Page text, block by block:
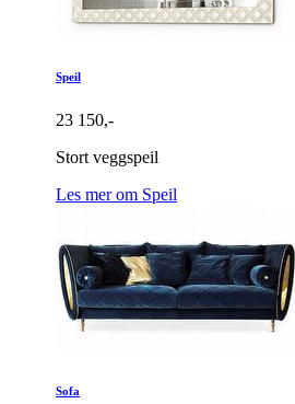
Speil
23 150,-
Stort veggspeil
Les mer om Speil
Sofa